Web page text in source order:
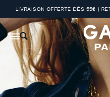
LIVRAISON OFFERTE DÈS 55€ |